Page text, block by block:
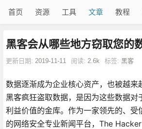
首页 资源 工具 文章 教程
黑客会从哪些地方窃取您的
更新日期: 2019-11-11 阅读: 2.6k 标签: 黑客
数据逐渐成为企业核心资产，也被越来
黑客疯狂盗取数据，是因为这些数据对
利益价值的金库。作为一家领先的、受
的网络安全专业新闻平台，The